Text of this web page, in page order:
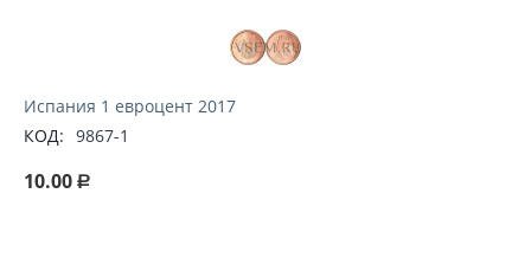
Испания 1 евроцент 2017
КОД: 9867-1
10.00 Р